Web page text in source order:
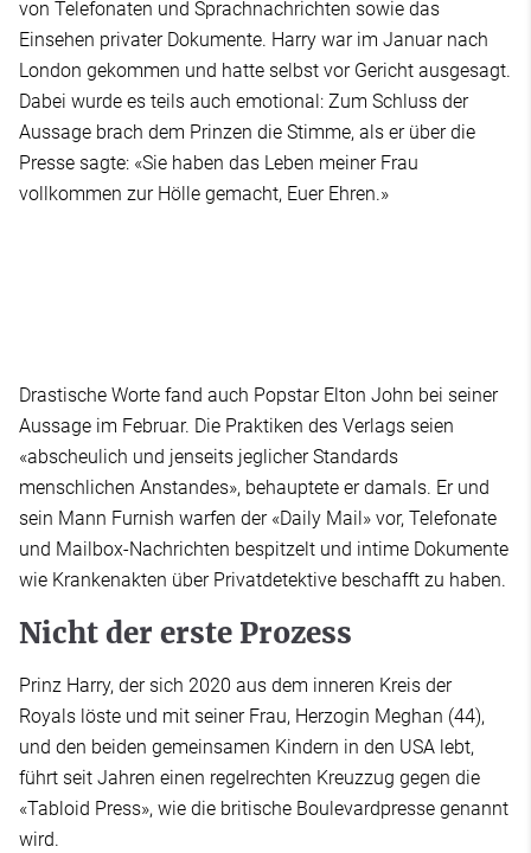
von Telefonaten und Sprachnachrichten sowie das
Einsehen privater Dokumente. Harry war im Januar nach
London gekommen und hatte selbst vor Gericht ausgesagt.
Dabei wurde es teils auch emotional: Zum Schluss der
Aussage brach dem Prinzen die Stimme, als er über die
Presse sagte: «Sie haben das Leben meiner Frau
vollkommen zur Hölle gemacht, Euer Ehren.»
Drastische Worte fand auch Popstar Elton John bei seiner
Aussage im Februar. Die Praktiken des Verlags seien
«abscheulich und jenseits jeglicher Standards
menschlichen Anstandes», behauptete er damals. Er und
sein Mann Furnish warfen der «Daily Mail» vor, Telefonate
und Mailbox-Nachrichten bespitzelt und intime Dokumente
wie Krankenakten über Privatdetektive beschafft zu haben.
Nicht der erste Prozess
Prinz Harry, der sich 2020 aus dem inneren Kreis der
Royals löste und mit seiner Frau, Herzogin Meghan (44),
und den beiden gemeinsamen Kindern in den USA lebt,
führt seit Jahren einen regelrechten Kreuzzug gegen die
«Tabloid Press», wie die britische Boulevardpresse genannt
wird.